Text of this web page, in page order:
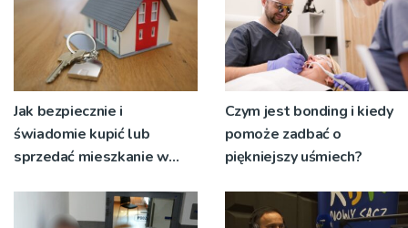
Jak bezpiecznie i
świadomie kupić lub
sprzedać mieszkanie w
Czym jest bonding i kiedy
pomoże zadbać o
piękniejszy uśmiech?